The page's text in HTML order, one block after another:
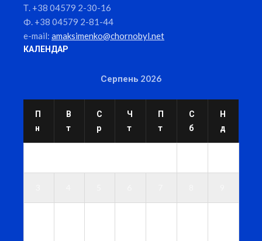
Т. +38 04579 2-30-16
Ф. +38 04579 2-81-44
e-mail: amaksimenko@chornobyl.net
КАЛЕНДАР
Серпень 2026
П
н
В
т
С
р
Ч
т
П
т
С
б
Н
д